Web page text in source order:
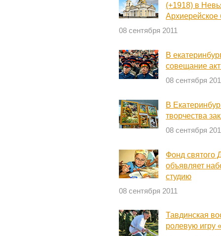
(+1918) в
Архиерейское
08 сентября 2011
В
совещание
08 сентября
В
творчества
08 сентября
Фонд святого
объявляет
студию
08 сентября 2011
Тавдинская
ролевую игру